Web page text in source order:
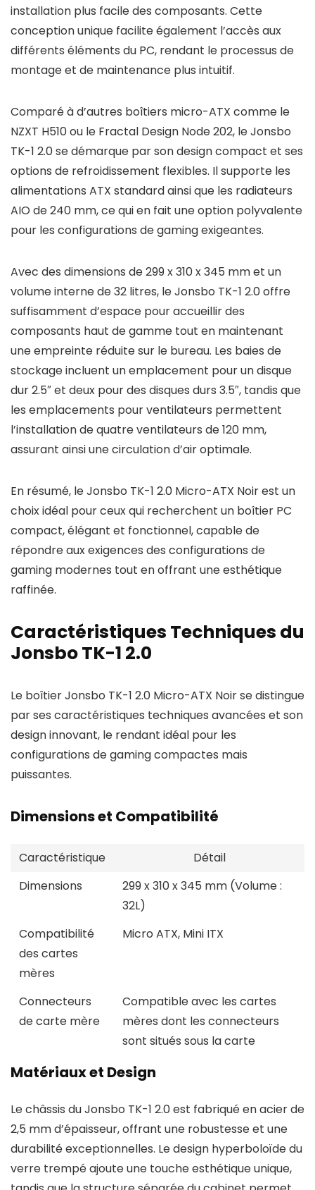
installation plus facile des composants. Cette
conception unique facilite également l’accès aux
différents éléments du PC, rendant le processus de
montage et de maintenance plus intuitif.
Comparé à d’autres boîtiers micro-ATX comme le
NZXT H510 ou le Fractal Design Node 202, le Jonsbo
TK-1 2.0 se démarque par son design compact et ses
options de refroidissement flexibles. Il supporte les
alimentations ATX standard ainsi que les radiateurs
AIO de 240 mm, ce qui en fait une option polyvalente
pour les configurations de gaming exigeantes.
Avec des dimensions de 299 x 310 x 345 mm et un
volume interne de 32 litres, le Jonsbo TK-1 2.0 offre
suffisamment d’espace pour accueillir des
composants haut de gamme tout en maintenant
une empreinte réduite sur le bureau. Les baies de
stockage incluent un emplacement pour un disque
dur 2.5″ et deux pour des disques durs 3.5″, tandis que
les emplacements pour ventilateurs permettent
l’installation de quatre ventilateurs de 120 mm,
assurant ainsi une circulation d’air optimale.
En résumé, le Jonsbo TK-1 2.0 Micro-ATX Noir est un
choix idéal pour ceux qui recherchent un boîtier PC
compact, élégant et fonctionnel, capable de
répondre aux exigences des configurations de
gaming modernes tout en offrant une esthétique
raffinée.
Caractéristiques Techniques du
Jonsbo TK-1 2.0
Le boîtier Jonsbo TK-1 2.0 Micro-ATX Noir se distingue
par ses caractéristiques techniques avancées et son
design innovant, le rendant idéal pour les
configurations de gaming compactes mais
puissantes.
Dimensions et Compatibilité
Caractéristique
Détail
Dimensions
299 x 310 x 345 mm (Volume :
32L)
Compatibilité
des cartes
mères
Micro ATX, Mini ITX
Connecteurs
de carte mère
Compatible avec les cartes
mères dont les connecteurs
sont situés sous la carte
Matériaux et Design
Le châssis du Jonsbo TK-1 2.0 est fabriqué en acier de
2,5 mm d’épaisseur, offrant une robustesse et une
durabilité exceptionnelles. Le design hyperboloïde du
verre trempé ajoute une touche esthétique unique,